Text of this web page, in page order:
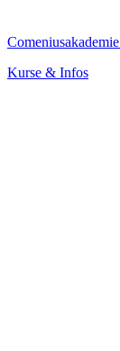
Comeniusakademie
Kurse & Infos